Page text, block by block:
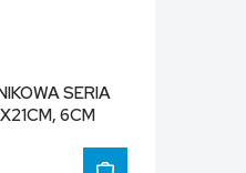
SERIA
6CM